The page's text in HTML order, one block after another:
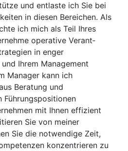
und entlaste ich Sie bei
in diesen Bereichen. Als
ich mich als Teil Ihres
operative Verant­
in enger
Ihrem Management
Manager kann ich
Beratung und
mit Ihnen effizient
Sie von meiner
Sie die notwendige Zeit,
konzentrieren zu